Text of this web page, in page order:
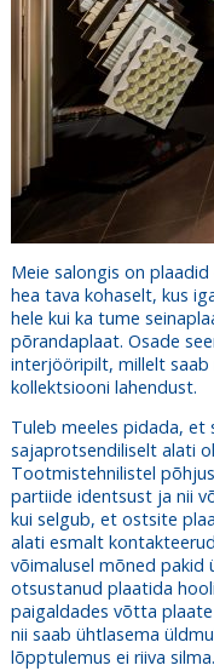
Meie salongis on
hea tava kohaselt, kus
hele kui ka tume
põrandaplaat. Osade
interjööripilt, millelt
kollektsiooni lahendust.
Tuleb meeles pidada, et
sajaprotsendiliselt alati
Tootmistehnilistel
partiide identsust ja nii
kui selgub, et ostsite
alati esmalt
võimalusel mõned pakid
otsustanud plaatida
paigaldades võtta
nii saab ühtlasema
lõpptulemus ei riiva silma.